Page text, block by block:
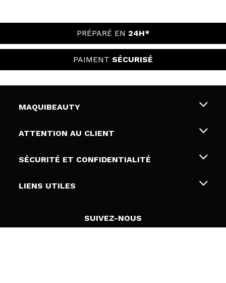
PRÉPARÉ EN 24H*
PAIMENT SÉCURISÉ
MAQUIBEAUTY
Qui sommes nous
Cartes-cadeaux
ATTENTION AU CLIENT
Livraison & retour
Modes de paiement
SÉCURITÉ ET CONFIDENTIALITÉ
Conditions et confidentialité
Résolution de litige en ligne (ODR)
LIENS UTILES
SUIVEZ-NOUS